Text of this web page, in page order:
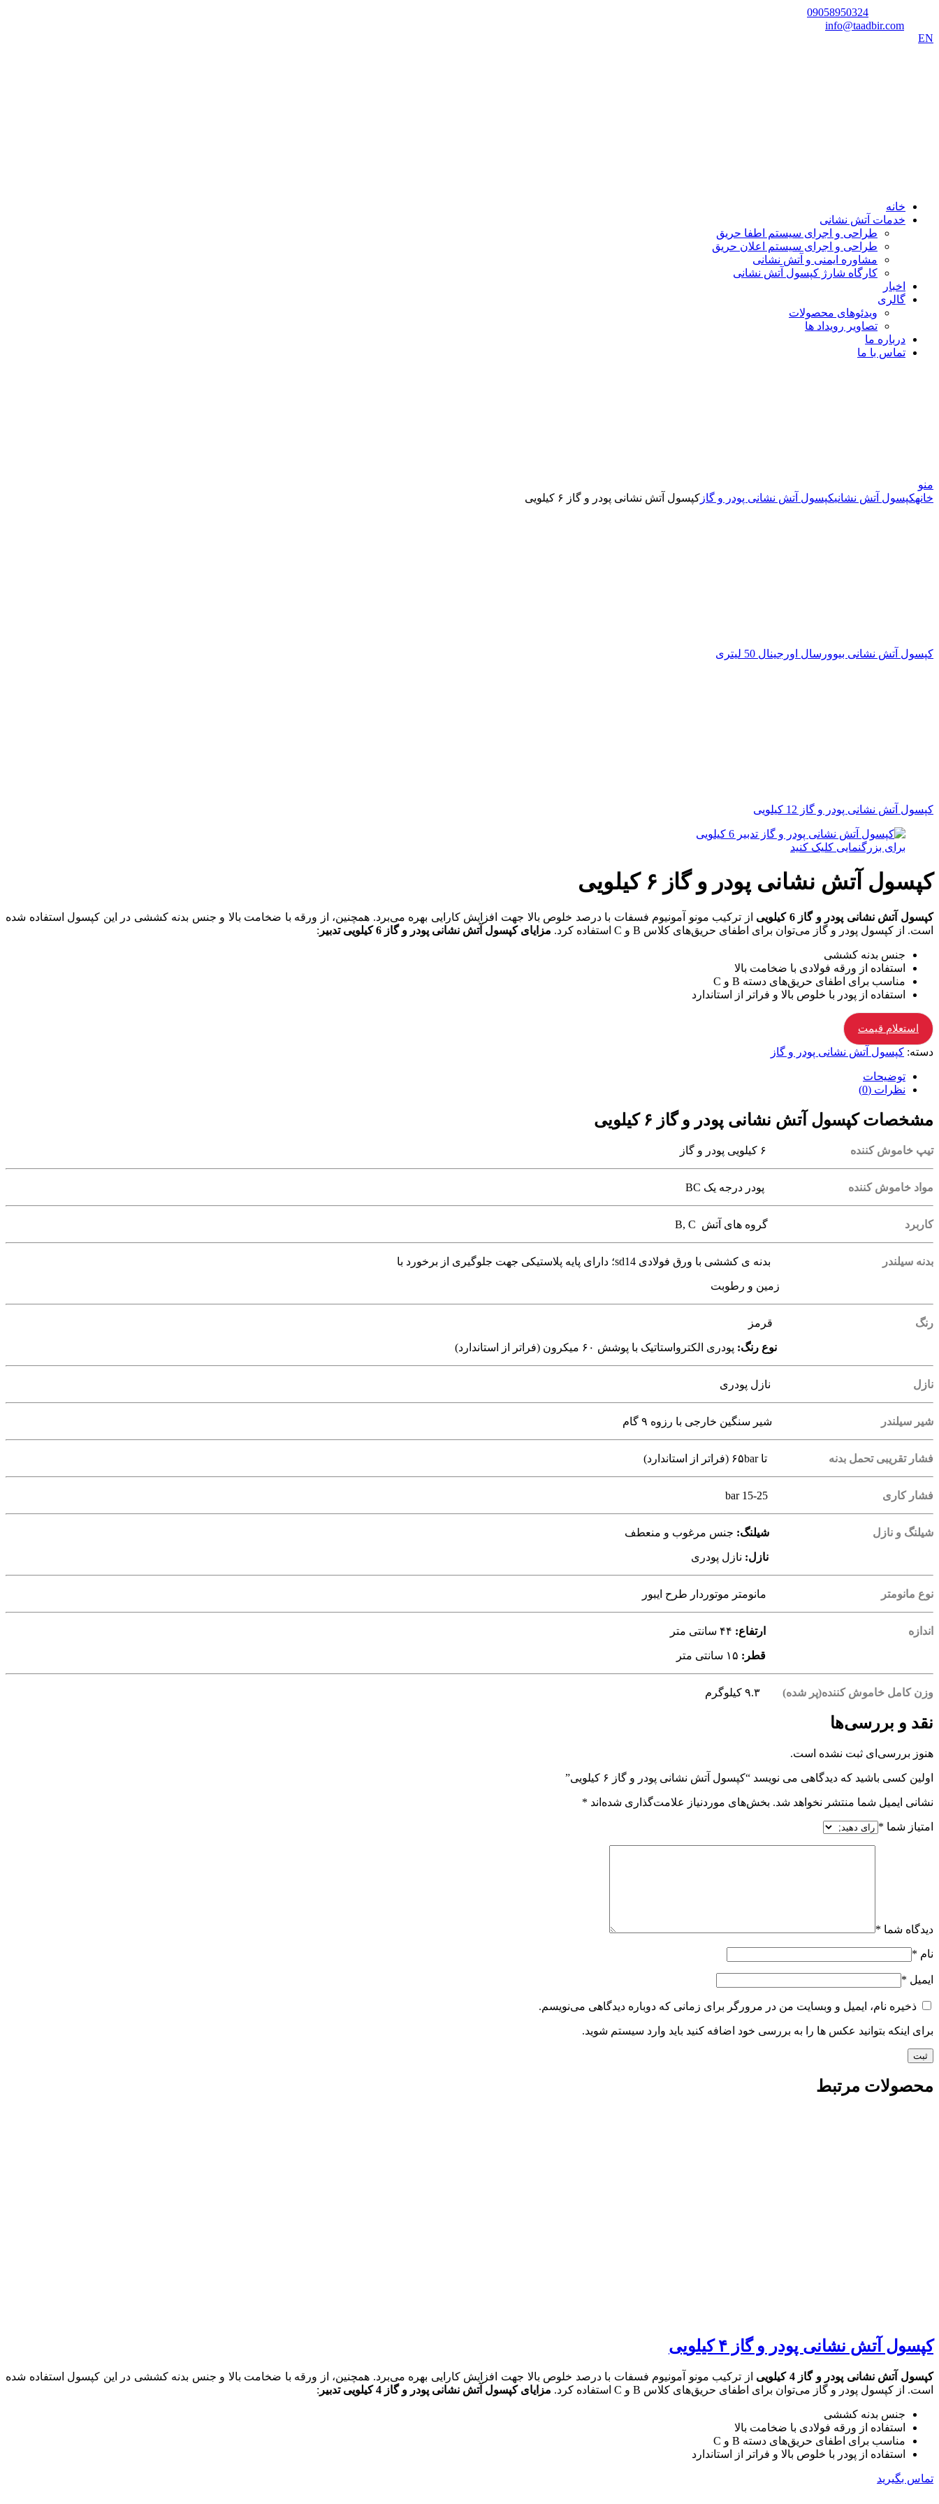
09058950324
info@taadbir.com
EN
خانه
خدمات آتش نشانی
طراحی و اجرای سیستم اطفا حریق
طراحی و اجرای سیستم اعلان حریق
مشاوره ایمنی و آتش نشانی
کارگاه شارژ کپسول آتش نشانی
اخبار
گالری
ویدئوهای محصولات
تصاویر رویداد ها
درباره ما
تماس با ما
منو
خانهکپسول آتش نشانیکپسول آتش نشانی پودر و گاز کپسول آتش نشانی پودر و گاز ۶ کیلویی
کپسول آتش نشانی بیوورسال اورجینال 50 لیتری
کپسول آتش نشانی پودر و گاز 12 کیلویی
برای بزرگنمایی کلیک کنید
کپسول آتش نشانی پودر و گاز ۶ کیلویی
کپسول آتش نشانی پودر و گاز 6 کیلویی
از ترکیب مونو آمونیوم فسفات با درصد خلوص بالا جهت افزایش کارایی بهره می‌برد. همچنین، از ورقه با ضخامت بالا و جنس بدنه کششی در این کپسول استفاده شده
است. از کپسول پودر و گاز می‌توان برای اطفای حریق‌های کلاس B و C استفاده کرد.
مزایای کپسول آتش نشانی پودر و گاز 6 کیلویی تدبیر :
جنس بدنه کششی
استفاده از ورقه فولادی با ضخامت بالا
مناسب برای اطفای حریق‌های دسته B و C
استفاده از پودر با خلوص بالا و فراتر از استاندارد
استعلام قیمت
دسته: کپسول آتش نشانی پودر و گاز
توضیحات
نظرات (0)
مشخصات کپسول آتش نشانی پودر و گاز ۶ کیلویی
تیپ خاموش کننده
مواد خاموش کننده پودر درجه یک BC
کاربرد گروه های آتش B, C
بدنه سیلندر بدنه ی کششی با ورق فولادی sd14؛ دارای پایه پلاستیکی جهت جلوگیری از برخورد با
زمین و رطوبت
رنگ قرمز
نوع رنگ: پودری الکترواستاتیک با پوشش ۶۰ میکرون (فراتر از استاندارد)
نازل نازل پودری
شیر سیلندر شیر سنگین خارجی با رزوه ۹ گام
فشار تقریبی تحمل بدنه تا ۶۵bar (فراتر از استاندارد)
فشار کاری bar 15-25
شیلنگ و نازل شیلنگ: جنس مرغوب و منعطف
نازل: نازل پودری
نوع مانومتر مانومتر موتوردار طرح ایبور
اندازه ارتفاع:
قطر:
وزن کامل خاموش کننده(پر شده) ۹.۳ کیلوگرم
نقد و بررسی‌ها
هنوز بررسی‌ای ثبت نشده است.
اولین کسی باشید که دیدگاهی می نویسد “کپسول آتش نشانی پودر و گاز ۶ کیلویی”
نشانی ایمیل شما منتشر نخواهد شد. بخش‌های موردنیاز علامت‌گذاری شده‌اند *
امتیاز شما *
دیدگاه شما *
نام *
ایمیل *
ذخیره نام، ایمیل و وبسایت من در مرورگر برای زمانی که دوباره دیدگاهی می‌نویسم.
برای اینکه بتوانید عکس ها را به بررسی خود اضافه کنید باید وارد سیستم شوید.
محصولات مرتبط
کپسول آتش نشانی پودر و گاز ۴ کیلویی
کپسول آتش نشانی پودر و گاز 4 کیلویی
از ترکیب مونو آمونیوم فسفات با درصد خلوص بالا جهت افزایش کارایی بهره می‌برد. همچنین، از ورقه با ضخامت بالا و جنس بدنه کششی در این کپسول استفاده شده
است. از کپسول پودر و گاز می‌توان برای اطفای حریق‌های کلاس B و C استفاده کرد.
مزایای کپسول آتش نشانی پودر و گاز 4 کیلویی تدبیر :
جنس بدنه کششی
استفاده از ورقه فولادی با ضخامت بالا
مناسب برای اطفای حریق‌های دسته B و C
استفاده از پودر با خلوص بالا و فراتر از استاندارد
تماس بگیرید